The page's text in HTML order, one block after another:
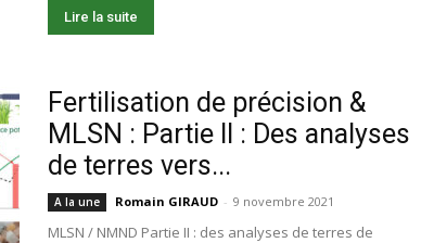
Lire la suite
Fertilisation de précision &
MLSN : Partie II : Des analyses
de terres vers...
A la une Romain GIRAUD - 9 novembre 2021
MLSN / NMND Partie II : des analyses de terres de